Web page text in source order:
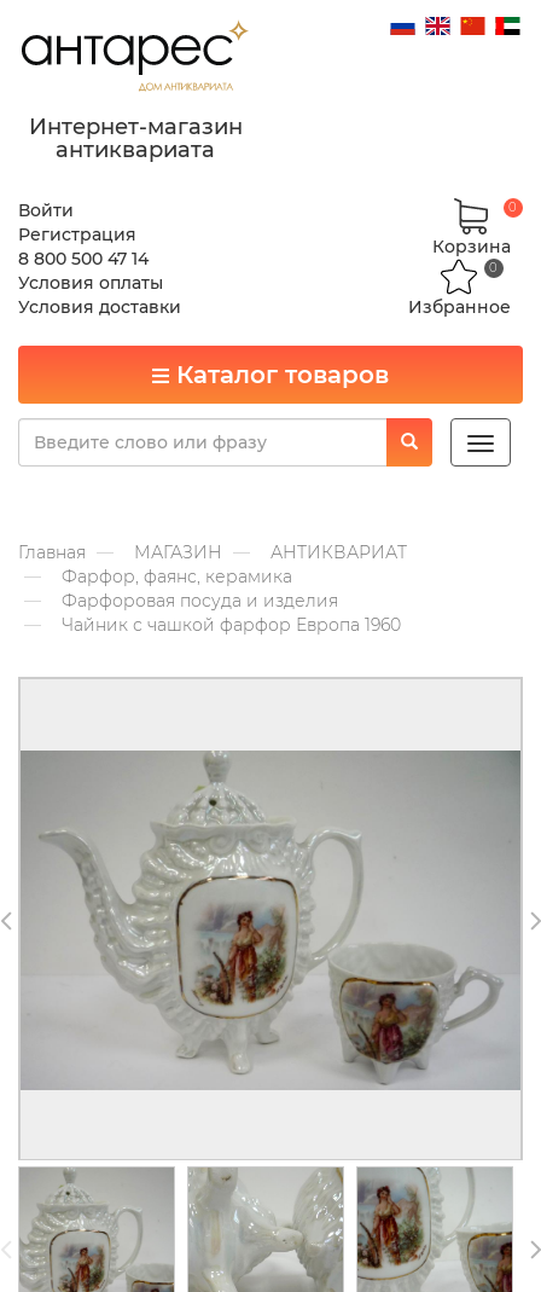
Интернет-магазин
антиквариата
Войти
Регистрация
8 800 500 47 14
Условия оплаты
Условия доставки
Корзина
0
Избранное
0
Каталог товаров
Toggle
Главная МАГАЗИН
АНТИКВАРИАТ
Фарфор, фаянс, керамика
Фарфоровая посуда и изделия
Чайник с чашкой фарфор Европа 1960